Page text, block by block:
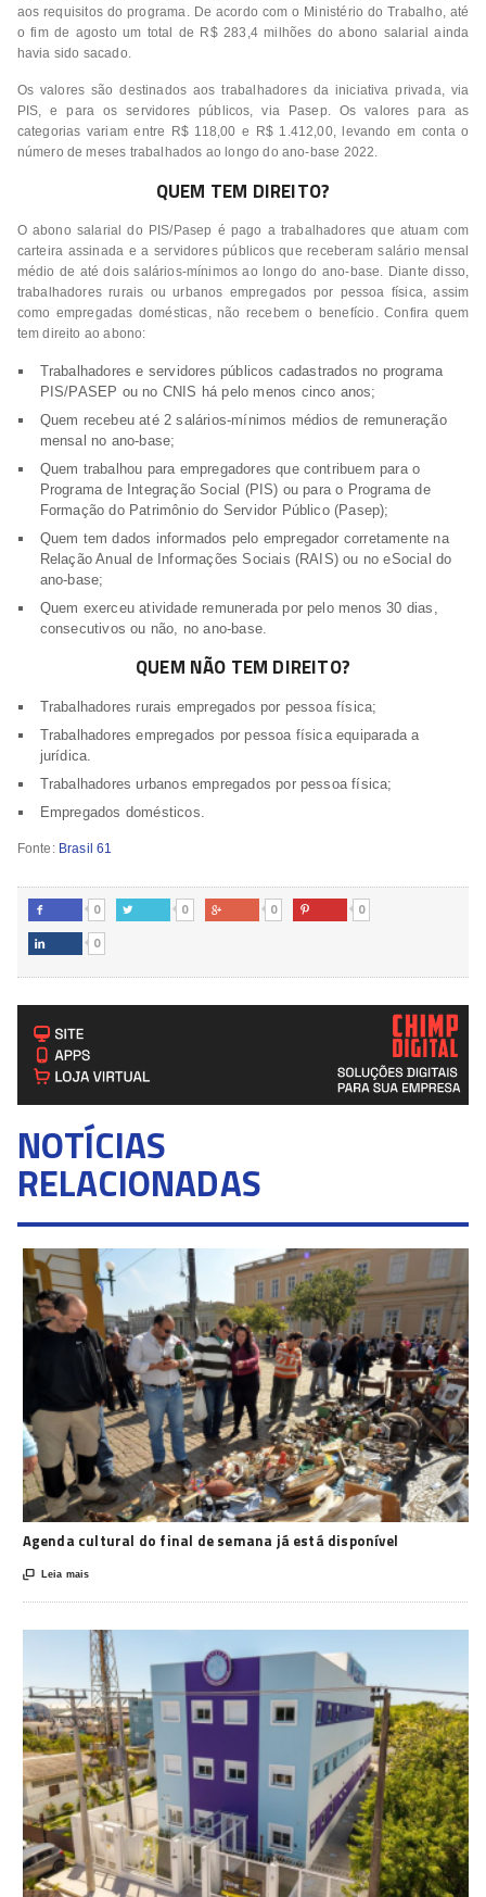
aos requisitos do programa. De acordo com o Ministério do Trabalho, até
o fim de agosto um total de R$ 283,4 milhões do abono salarial ainda
havia sido sacado.
Os valores são destinados aos trabalhadores da iniciativa privada, via
PIS, e para os servidores públicos, via Pasep. Os valores para as
categorias variam entre R$ 118,00 e R$ 1.412,00, levando em conta o
número de meses trabalhados ao longo do ano-base 2022.
QUEM TEM DIREITO?
O abono salarial do PIS/Pasep é pago a trabalhadores que atuam com
carteira assinada e a servidores públicos que receberam salário mensal
médio de até dois salários-mínimos ao longo do ano-base. Diante disso,
trabalhadores rurais ou urbanos empregados por pessoa física, assim
como empregadas domésticas, não recebem o benefício. Confira quem
tem direito ao abono:
Trabalhadores e servidores públicos cadastrados no programa
PIS/PASEP ou no CNIS há pelo menos cinco anos;
Quem recebeu até 2 salários-mínimos médios de remuneração
mensal no ano-base;
Quem trabalhou para empregadores que contribuem para o
Programa de Integração Social (PIS) ou para o Programa de
Formação do Patrimônio do Servidor Público (Pasep);
Quem tem dados informados pelo empregador corretamente na
Relação Anual de Informações Sociais (RAIS) ou no eSocial do
ano-base;
Quem exerceu atividade remunerada por pelo menos 30 dias,
consecutivos ou não, no ano-base.
QUEM NÃO TEM DIREITO?
Trabalhadores rurais empregados por pessoa física;
Trabalhadores empregados por pessoa física equiparada a
jurídica.
Trabalhadores urbanos empregados por pessoa física;
Empregados domésticos.
Fonte: Brasil 61
 0  0  0  0
 0
NOTÍCIAS
RELACIONADAS
Agenda cultural do final de semana já está disponível
 Leia mais